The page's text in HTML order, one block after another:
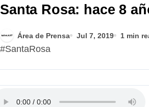
Santa Rosa: hace 8
Área de Prensa Jul 7, 2019 1 min
#SantaRosa